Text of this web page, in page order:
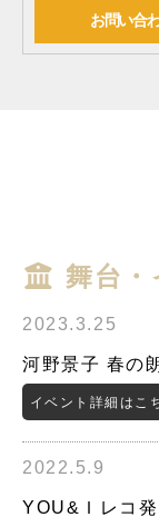
お問い合
舞台・
2023.3.25
河野景子 春の
イベント詳細はこ
2022.5.9
YOU&Ｉレコ